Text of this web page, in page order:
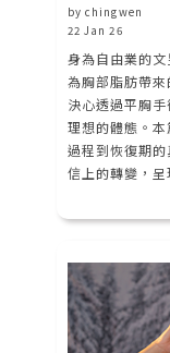
by chingwen
22 Jan 26
身為自由業的
為胸部脂肪帶
決心透過平胸
理想的體態。
過程到恢復期
信上的轉變，